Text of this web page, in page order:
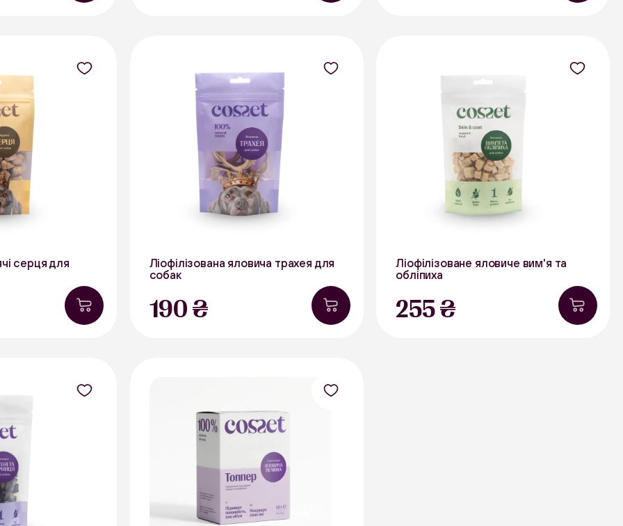
серця для
Ліофілізована яловича трахея для
собак
190 ₴
В наявності
Ліофілізоване яловиче вим'я та
обліпиха
255 ₴
В наявності